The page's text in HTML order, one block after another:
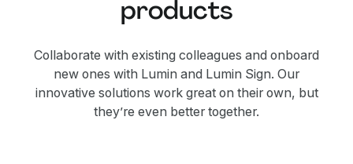
products
Collaborate with existing colleagues and onboard
new ones with Lumin and Lumin Sign. Our
innovative solutions work great on their own, but
they’re even better together.